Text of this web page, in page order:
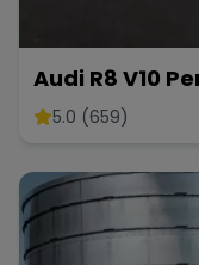
Audi R8 V10
5.0 (659)